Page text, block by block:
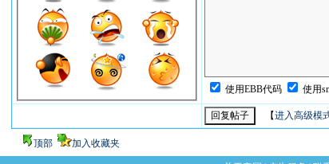
使用EBB代码 使用
【进入高级模
顶部 加入收藏夹